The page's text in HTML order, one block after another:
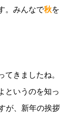
。みんなで秋を
てきましたね。
というのを知っ
が、新年の挨拶